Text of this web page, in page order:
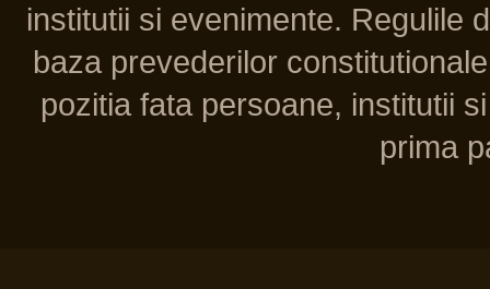
institutii si evenimente. Regulile
baza prevederilor
pozitia fata persoane, institutii
prima